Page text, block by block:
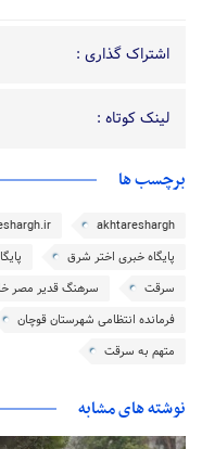
اشتراک گذاری :
لینک کوتاه :
برچسب ها
akhtareshargh
پایگاه خبری اختر شرق
سرقت
سرهنگ قدیر مصر
فرمانده انتظامی شهرستان قوچان
متهم به سرقت
نوشته های مشابه